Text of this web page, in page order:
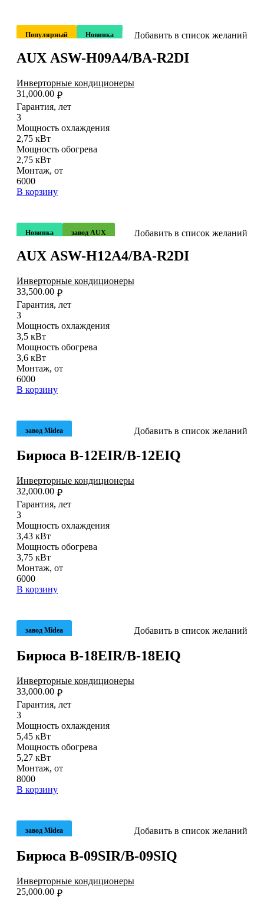
Популярный Новинка Добавить в список желаний
AUX ASW-H09A4/BA-R2DI
Инверторные кондиционеры
₽
31,000.00
Гарантия, лет
3
Мощность охлаждения
2,75 кВт
Мощность обогрева
2,75 кВт
Монтаж, от
6000
В корзину
Новинка завод AUX Добавить в список желаний
AUX ASW-H12A4/BA-R2DI
Инверторные кондиционеры
₽
33,500.00
Гарантия, лет
3
Мощность охлаждения
3,5 кВт
Мощность обогрева
3,6 кВт
Монтаж, от
6000
В корзину
завод Midea Добавить в список желаний
Бирюса B-12EIR/B-12EIQ
Инверторные кондиционеры
₽
32,000.00
Гарантия, лет
3
Мощность охлаждения
3,43 кВт
Мощность обогрева
3,75 кВт
Монтаж, от
6000
В корзину
завод Midea Добавить в список желаний
Бирюса B-18EIR/B-18EIQ
Инверторные кондиционеры
₽
33,000.00
Гарантия, лет
3
Мощность охлаждения
5,45 кВт
Мощность обогрева
5,27 кВт
Монтаж, от
8000
В корзину
завод Midea Добавить в список желаний
Бирюса B-09SIR/B-09SIQ
Инверторные кондиционеры
₽
25,000.00